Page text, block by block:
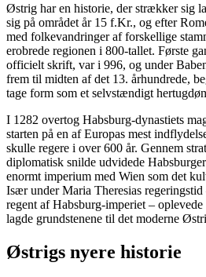
Østrig har en historie, der strækker sig
sig på området år 15 f.Kr., og efter
med folkevandringer af forskellige
erobrede regionen i 800-tallet. Første
officielt skrift, var i 996, og under
frem til midten af det 13. århundrede,
tage form som et selvstændigt
I 1282 overtog Habsburg-dynastiets
starten på en af Europas mest
skulle regere i over 600 år. Gennem
diplomatisk snilde udvidede
enormt imperium med Wien som det
Især under Maria Theresias
regent af Habsburg-imperiet –
lagde grundstenene til det moderne
Østrigs nyere historie